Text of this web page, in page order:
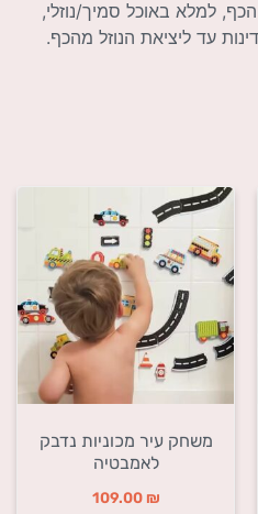
למלא באוכל סמיך/נוזלי,
עד ליציאת הנוזל מהכף.
משחק עיר מכוניות נדבק
לאמבטיה
109.00 ₪